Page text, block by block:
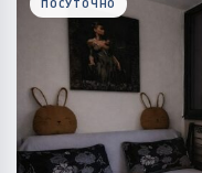
ПОСУТОЧНО